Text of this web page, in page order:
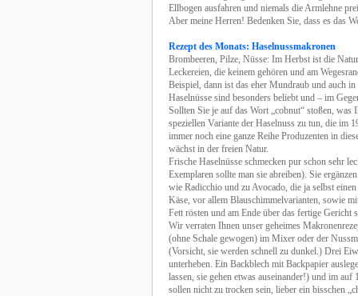
Ellbogen ausfahren und niemals die Armlehne
Aber meine Herren! Bedenken Sie, dass es das
Rezept des Monats: Haselnussmakronen
Brombeeren, Pilze, Nüsse: Im Herbst ist die
Leckereien, die keinem gehören und am
Beispiel, dann ist das eher Mundraub und auch
Haselnüsse sind besonders beliebt und – im
Sollten Sie je auf das Wort „cobnut“ stoßen,
speziellen Variante der Haselnuss zu tun, die im
immer noch eine ganze Reihe Produzenten in
wächst in der freien Natur.
Frische Haselnüsse schmecken pur schon sehr
Exemplaren sollte man sie abreiben). Sie
wie Radicchio und zu Avocado, die ja selbst
Käse, vor allem Blauschimmelvarianten, sowie
Fett rösten und am Ende über das fertige
Wir verraten Ihnen unser geheimes
(ohne Schale gewogen) im Mixer oder der
(Vorsicht, sie werden schnell zu dunkel.) Drei
unterheben. Ein Backblech mit Backpapier
lassen, sie gehen etwas auseinander!) und im
sollen nicht zu trocken sein, lieber ein bisschen